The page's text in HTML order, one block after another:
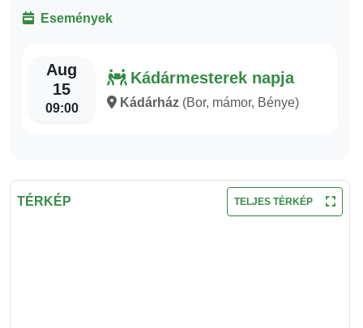
Események
Aug
15
09:00
Kádármesterek napja
Kádárház (Bor, mámor, Bénye)
TÉRKÉP TELJES TÉRKÉP